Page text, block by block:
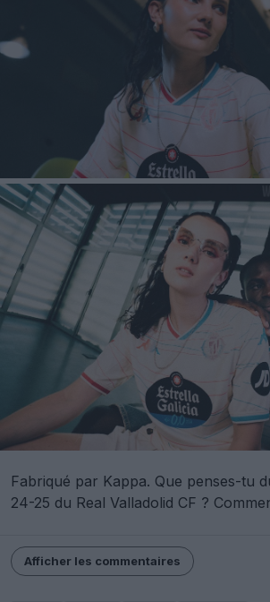
Fabriqué par Kappa. Que penses-tu
24-25 du Real Valladolid CF ?
Afficher les commentaires